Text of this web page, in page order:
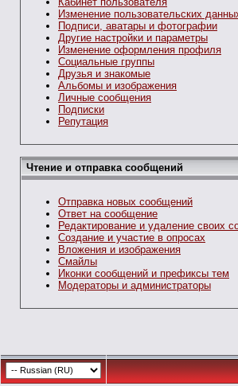
Изменение пользовательских
Подписи, аватары и фотографии
Другие настройки и параметры
Изменение оформления профиля
Социальные группы
Друзья и знакомые
Альбомы и изображения
Личные сообщения
Подписки
Репутация
Чтение и отправка сообщений
Отправка новых сообщений
Ответ на сообщение
Редактирование и удаление своих
Создание и участие в опросах
Вложения и изображения
Смайлы
Иконки сообщений и префиксы тем
Модераторы и администраторы